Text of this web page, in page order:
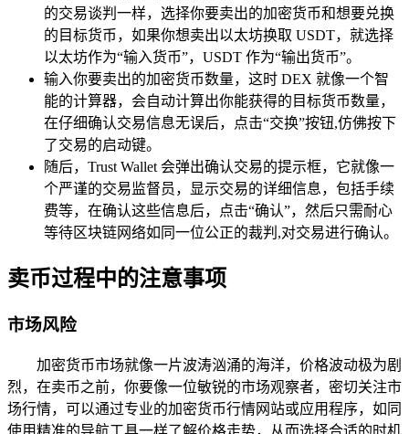
的交易谈判一样，选择你要卖出的加密货币和想要兑换
的目标货币，如果你想卖出以太坊换取 USDT，就选择
以太坊作为“输入货币”，USDT 作为“输出货币”。
输入你要卖出的加密货币数量，这时 DEX 就像一个智
能的计算器，会自动计算出你能获得的目标货币数量，
在仔细确认交易信息无误后，点击“交换”按钮,仿佛按下
了交易的启动键。
随后，Trust Wallet 会弹出确认交易的提示框，它就像一
个严谨的交易监督员，显示交易的详细信息，包括手续
费等，在确认这些信息后，点击“确认”，然后只需耐心
等待区块链网络如同一位公正的裁判,对交易进行确认。
卖币过程中的注意事项
市场风险
加密货币市场就像一片波涛汹涌的海洋，价格波动极为剧
烈，在卖币之前，你要像一位敏锐的市场观察者，密切关注市
场行情，可以通过专业的加密货币行情网站或应用程序，如同
使用精准的导航工具一样了解价格走势，从而选择合适的时机